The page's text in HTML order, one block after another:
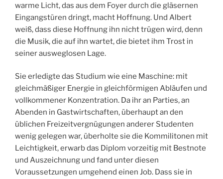
warme Licht, das aus dem Foyer durch die gläsernen
Eingangstüren dringt, macht Hoffnung. Und Albert
weiß, dass diese Hoffnung ihn nicht trügen wird, denn
die Musik, die auf ihn wartet, die bietet ihm Trost in
seiner ausweglosen Lage.
Sie erledigte das Studium wie eine Maschine: mit
gleichmäßiger Energie in gleichförmigen Abläufen und
vollkommener Konzentration. Da ihr an Parties, an
Abenden in Gastwirtschaften, überhaupt an den
üblichen Freizeitvergnügungen anderer Studenten
wenig gelegen war, überholte sie die Kommilitonen mit
Leichtigkeit, erwarb das Diplom vorzeitig mit Bestnote
und Auszeichnung und fand unter diesen
Voraussetzungen umgehend einen Job. Dass sie in